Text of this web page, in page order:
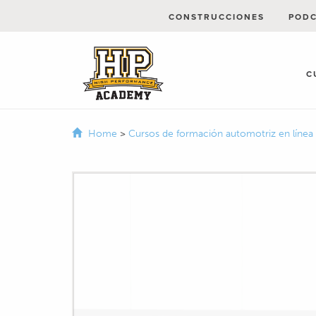
CONSTRUCCIONES
Home > Cursos de formación automotriz en línea